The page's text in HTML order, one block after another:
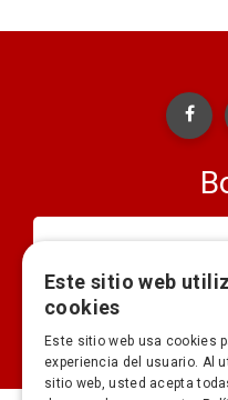
Puede darse de baja en
nuestra información
Este sitio web
cookies
Este sitio web usa cookies
experiencia del usuario. Al
sitio web, usted acepta